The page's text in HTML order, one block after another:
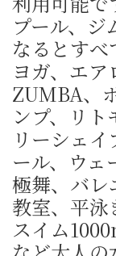
プール、
なるとすべ
ヨガ、エア
ZUMBA、
ンプ、リ
リーシェ
ール、ウ
極舞、バ
教室、平泳
スイム